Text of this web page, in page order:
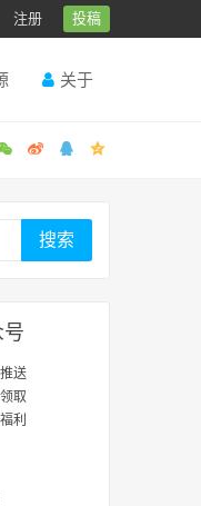
注册 投稿
关于
搜索
送
取
利